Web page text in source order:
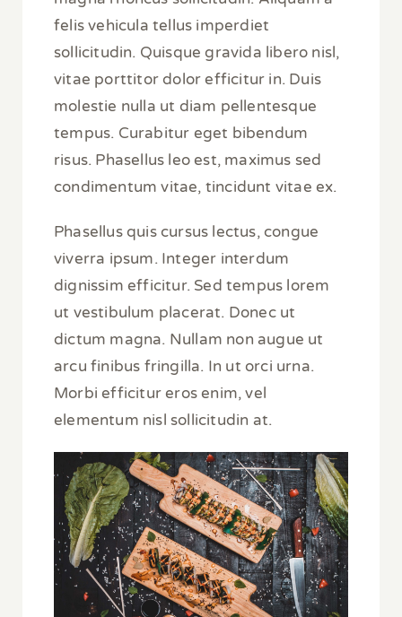
felis vehicula tellus imperdiet
sollicitudin. Quisque gravida libero nisl,
vitae porttitor dolor efficitur in. Duis
molestie nulla ut diam pellentesque
tempus. Curabitur eget bibendum
risus. Phasellus leo est, maximus sed
condimentum vitae, tincidunt vitae ex.
Phasellus quis cursus lectus, congue
viverra ipsum. Integer interdum
dignissim efficitur. Sed tempus lorem
ut vestibulum placerat. Donec ut
dictum magna. Nullam non augue ut
arcu finibus fringilla. In ut orci urna.
Morbi efficitur eros enim, vel
elementum nisl sollicitudin at.